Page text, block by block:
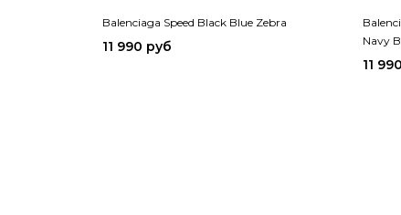
Balenciaga Speed Black Blue Zebra
11 990 руб
Navy
11